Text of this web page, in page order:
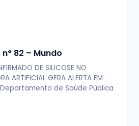
82 – Mundo
DE SILICOSE NO
ARTIFICIAL GERA ALERTA EM
Departamento de Saúde Pública